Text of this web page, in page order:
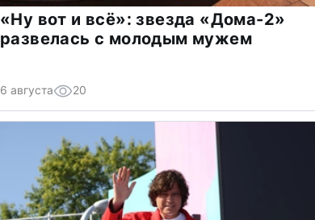
«Ну вот и всё»: звезда «Дома-2»
развелась с молодым мужем
6 августа 20